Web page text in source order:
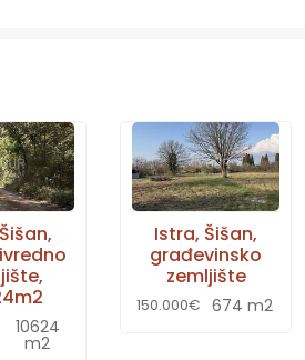
10624
m2
Istra, Šišan,
građevinsko
zemljište
150.000€ 674 m2